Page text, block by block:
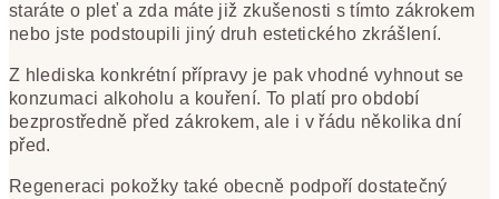
staráte o pleť a zda máte již zkušenosti s tímto zákrokem
nebo jste podstoupili jiný druh estetického zkrášlení.
Z hlediska konkrétní přípravy je pak vhodné vyhnout se
konzumaci alkoholu a kouření. To platí pro období
bezprostředně před zákrokem, ale i v řádu několika dní
před.
Regeneraci pokožky také obecně podpoří dostatečný